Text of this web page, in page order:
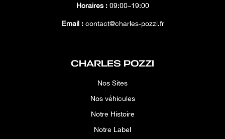
Horaires : 09:00–19:00
Email :contact@charles-pozzi.fr
CHARLES POZZI
Nos Sites
Nos véhicules
Notre Histoire
Notre Label